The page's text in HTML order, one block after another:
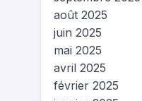
août 2025
juin 2025
mai 2025
avril 2025
février 2025